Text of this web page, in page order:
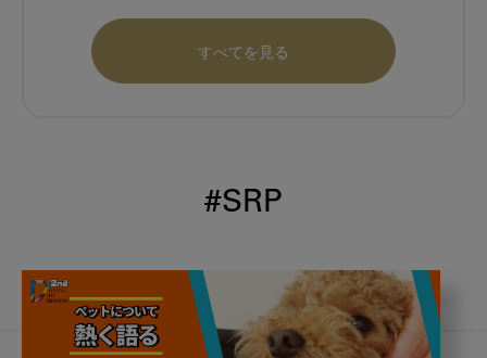
お悩み相談室 動画 書籍
book
咬合の変化
口腔機能発達不全症
すべてを見る
#SRP